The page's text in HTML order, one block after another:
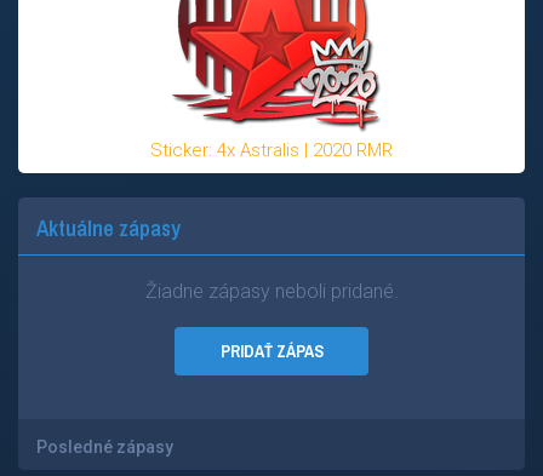
Sticker: 4x Astralis | 2020 RMR
Aktuálne zápasy
Žiadne zápasy neboli pridané.
PRIDAŤ ZÁPAS
Posledné zápasy